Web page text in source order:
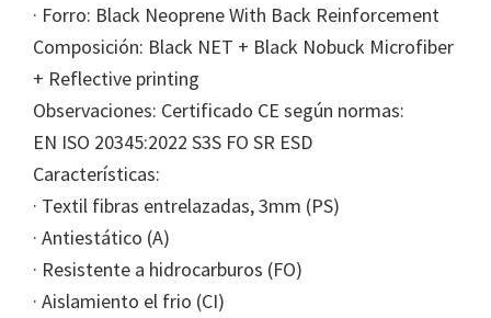
· Forro: Black Neoprene With Back Reinforcement
Composición: Black NET + Black Nobuck Microfiber
+ Reflective printing
Observaciones: Certificado CE según normas:
EN ISO 20345:2022 S3S FO SR ESD
Características:
· Textil fibras entrelazadas, 3mm (PS)
· Antiestático (A)
· Resistente a hidrocarburos (FO)
· Aislamiento el frio (CI)